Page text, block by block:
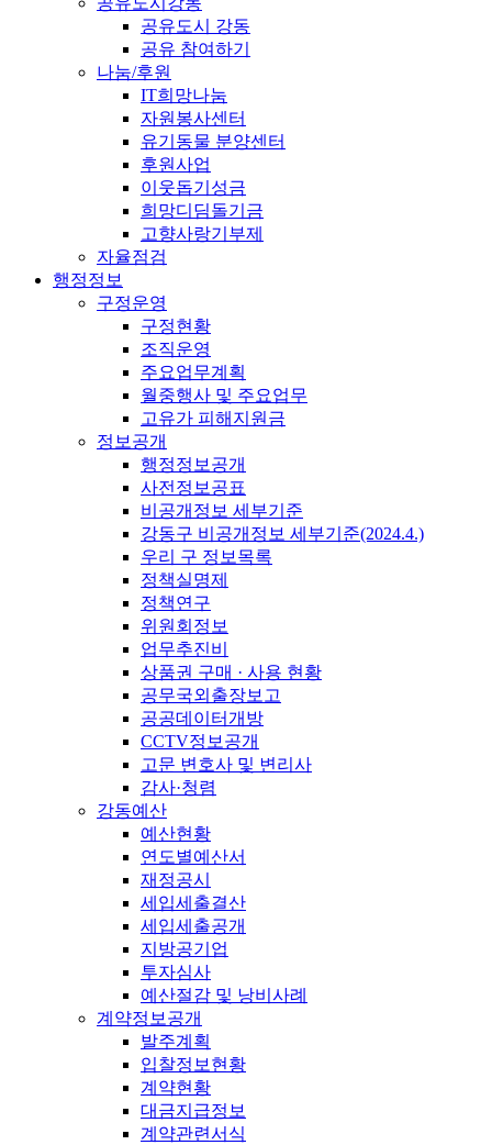
공유도시 강동
공유 참여하기
나눔/후원
IT희망나눔
자원봉사센터
유기동물 분양센터
후원사업
이웃돕기성금
희망디딤돌기금
고향사랑기부제
자율점검
행정정보
구정운영
구정현황
조직운영
주요업무계획
월중행사 및 주요업무
고유가 피해지원금
정보공개
행정정보공개
사전정보공표
비공개정보 세부기준
강동구 비공개정보 세부기준(2024.4.)
우리 구 정보목록
정책실명제
정책연구
위원회정보
업무추진비
상품권 구매 · 사용 현황
공무국외출장보고
공공데이터개방
CCTV정보공개
고문 변호사 및 변리사
감사·청렴
강동예산
예산현황
연도별예산서
재정공시
세입세출결산
세입세출공개
지방공기업
투자심사
예산절감 및 낭비사례
계약정보공개
발주계획
입찰정보현황
계약현황
대금지급정보
계약관련서식